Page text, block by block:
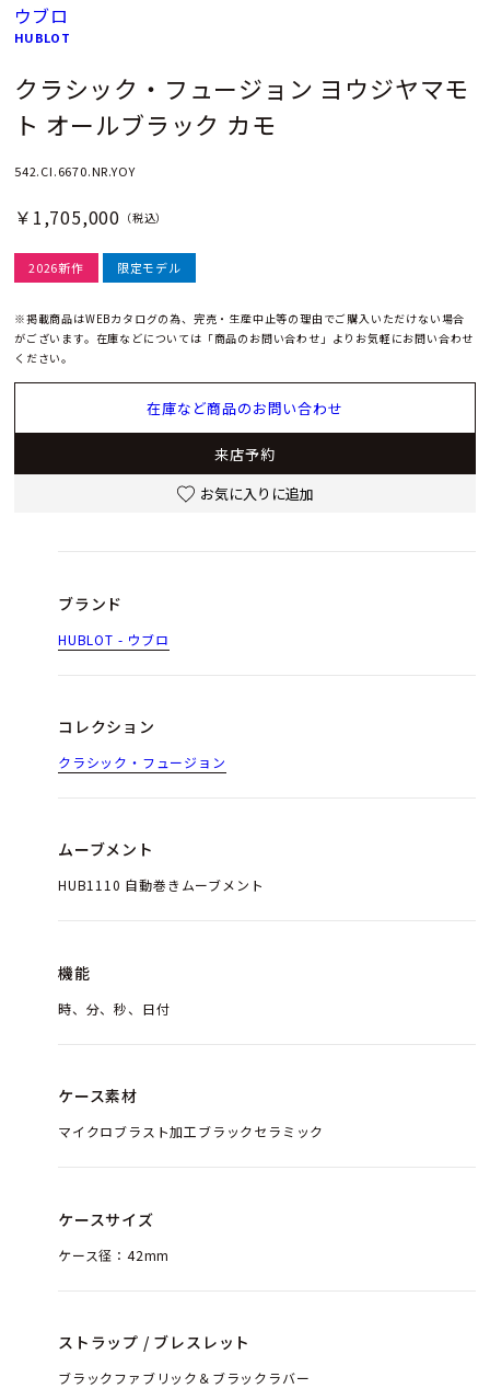
ウブロ
HUBLOT
クラシック・フュージョン ヨウジヤマモ
ト オールブラック カモ
542.CI.6670.NR.YOY
￥1,705,000 （税込）
2026新作 限定モデル
※掲載商品はWEBカタログの為、完売・生産中止等の理由でご購入いただけない場合
がございます。在庫などについては「商品のお問い合わせ」よりお気軽にお問い合わせ
ください。
在庫など商品のお問い合わせ
来店予約
お気に入りに追加
ブランド
HUBLOT - ウブロ
コレクション
クラシック・フュージョン
ムーブメント
HUB1110 自動巻きムーブメント
機能
時、分、秒、日付
ケース素材
マイクロブラスト加工ブラックセラミック
ケースサイズ
ケース径：42mm
ストラップ / ブレスレット
ブラックファブリック＆ブラックラバー